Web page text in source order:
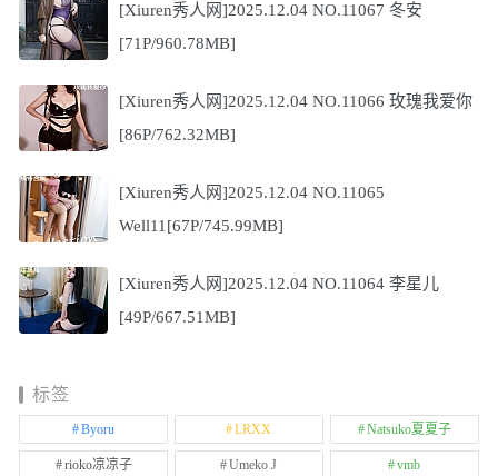
[Xiuren秀人网]2025.12.04 NO.11067 冬安
[71P/960.78MB]
[Xiuren秀人网]2025.12.04 NO.11066 玫瑰我爱你
[86P/762.32MB]
[Xiuren秀人网]2025.12.04 NO.11065
Well11[67P/745.99MB]
[Xiuren秀人网]2025.12.04 NO.11064 李星儿
[49P/667.51MB]
标签
Byoru LRXX Natsuko夏夏子
rioko凉凉子 Umeko J vmb